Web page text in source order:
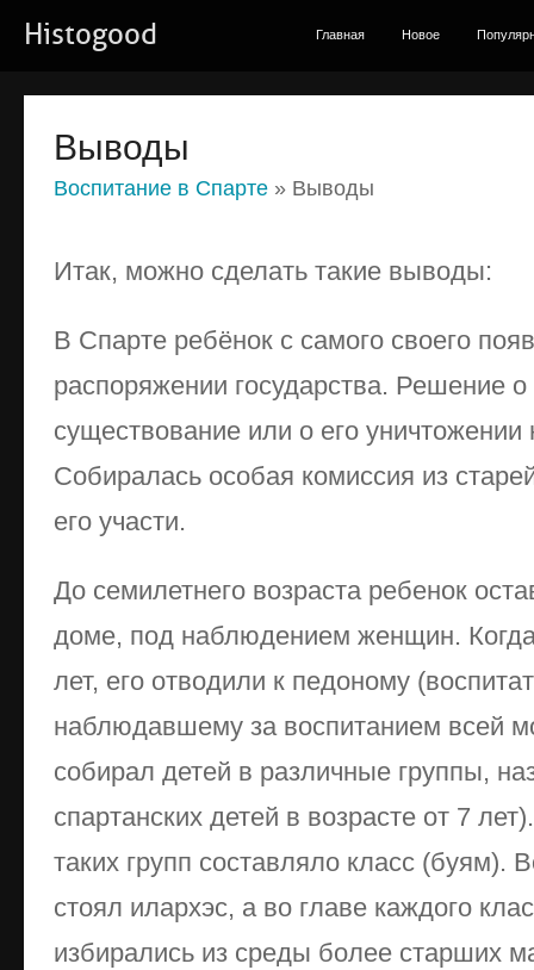
Histogood Главная Новое
Выводы
Воспитание в Спарте » Выводы
Итак, можно сделать такие выводы:
В Спарте ребёнок с самого своего
распоряжении государства. Решение о
существование или о его уничтожении
Собиралась особая комиссия из
его участи.
До семилетнего возраста ребенок
доме, под наблюдением женщин.
лет, его отводили к педоному
наблюдавшему за воспитанием всей
собирал детей в различные группы,
спартанских детей в возрасте от 7
таких групп составляло класс (буям).
стоял илархэс, а во главе каждого
избирались из среды более старших